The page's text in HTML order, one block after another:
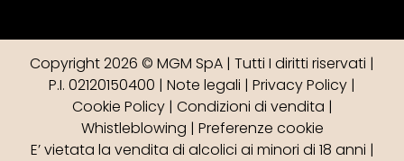
Copyright 2026 © MGM SpA | Tutti I diritti riservati |
P.I. 02120150400 | Note legali | Privacy Policy |
Cookie Policy| Condizioni di vendita |
Whistleblowing | Preferenze cookie
E’ vietata la vendita di alcolici ai minori di 18 anni |